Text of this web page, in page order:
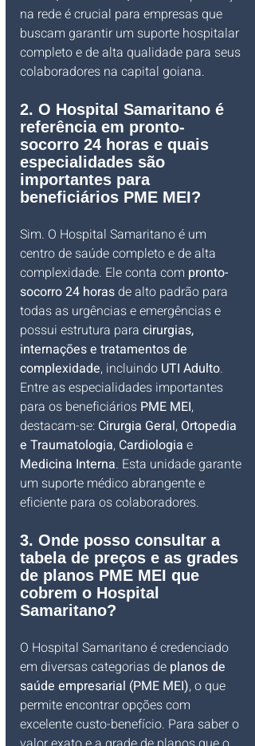
na rede é crucial para empresas que
buscam garantir um suporte hospitalar
completo e de alta qualidade para seus
colaboradores na capital goiana.
2. O Hospital Samaritano é
referência em pronto-
socorro 24 horas e quais
especialidades são
importantes para
beneficiários PME MEI?
Sim. O Hospital Samaritano é um
centro de saúde completo e de alta
complexidade. Ele conta com pronto-
socorro 24 horas de alto padrão para
todas as urgências e emergências e
possui estrutura para cirurgias,
internações e tratamentos de
complexidade, incluindo UTI Adulto.
Entre as especialidades importantes
para os beneficiários PME MEI,
destacam-se: Cirurgia Geral, Ortopedia
e Traumatologia, Cardiologia e
Medicina Interna. Esta unidade garante
um suporte médico abrangente e
eficiente para os colaboradores.
3. Onde posso consultar a
tabela de preços e as grades
de planos PME MEI que
cobrem o Hospital
Samaritano?
O Hospital Samaritano é credenciado
em diversas categorias de planos de
saúde empresarial (PME MEI), o que
permite encontrar opções com
excelente custo-benefício. Para saber o